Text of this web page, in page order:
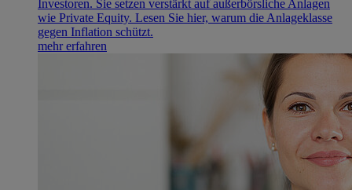
Investoren. Sie setzen verstärkt auf außerbörsliche Anlagen
wie Private Equity. Lesen Sie hier, warum die Anlageklasse
gegen Inflation schützt.
mehr erfahren